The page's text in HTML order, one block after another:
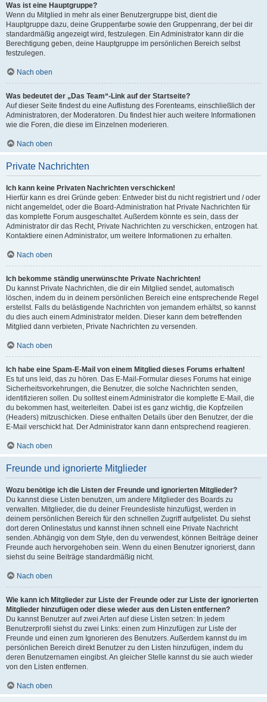
Was ist eine Hauptgruppe?
Wenn du Mitglied in mehr als einer Benutzergruppe bist, dient die
Hauptgruppe dazu, deine Gruppenfarbe sowie den Gruppenrang, der bei dir
standardmäßig angezeigt wird, festzulegen. Ein Administrator kann dir die
Berechtigung geben, deine Hauptgruppe im persönlichen Bereich selbst
festzulegen.
Nach oben
Was bedeutet der „Das Team“-Link auf der Startseite?
Auf dieser Seite findest du eine Auflistung des Forenteams, einschließlich der
Administratoren, der Moderatoren. Du findest hier auch weitere Informationen
wie die Foren, die diese im Einzelnen moderieren.
Nach oben
Private Nachrichten
Ich kann keine Privaten Nachrichten verschicken!
Hierfür kann es drei Gründe geben: Entweder bist du nicht registriert und / oder
nicht angemeldet, oder die Board-Administration hat Private Nachrichten für
das komplette Forum ausgeschaltet. Außerdem könnte es sein, dass der
Administrator dir das Recht, Private Nachrichten zu verschicken, entzogen hat.
Kontaktiere einen Administrator, um weitere Informationen zu erhalten.
Nach oben
Ich bekomme ständig unerwünschte Private Nachrichten!
Du kannst Private Nachrichten, die dir ein Mitglied sendet, automatisch
löschen, indem du in deinem persönlichen Bereich eine entsprechende Regel
erstellst. Falls du belästigende Nachrichten von jemandem erhältst, so kannst
du dies auch einem Administrator melden. Dieser kann dem betreffenden
Mitglied dann verbieten, Private Nachrichten zu versenden.
Nach oben
Ich habe eine Spam-E-Mail von einem Mitglied dieses Forums erhalten!
Es tut uns leid, das zu hören. Das E-Mail-Formular dieses Forums hat einige
Sicherheitsvorkehrungen, die Benutzer, die solche Nachrichten senden,
identifizieren sollen. Du solltest einem Administrator die komplette E-Mail, die
du bekommen hast, weiterleiten. Dabei ist es ganz wichtig, die Kopfzeilen
(Headers) mitzuschicken. Diese enthalten Details über den Benutzer, der die
E-Mail verschickt hat. Der Administrator kann dann entsprechend reagieren.
Nach oben
Freunde und ignorierte Mitglieder
Wozu benötige ich die Listen der Freunde und ignorierten Mitglieder?
Du kannst diese Listen benutzen, um andere Mitglieder des Boards zu
verwalten. Mitglieder, die du deiner Freundesliste hinzufügst, werden in
deinem persönlichen Bereich für den schnellen Zugriff aufgelistet. Du siehst
dort deren Onlinestatus und kannst ihnen schnell eine Private Nachricht
senden. Abhängig von dem Style, den du verwendest, können Beiträge deiner
Freunde auch hervorgehoben sein. Wenn du einen Benutzer ignorierst, dann
siehst du seine Beiträge standardmäßig nicht.
Nach oben
Wie kann ich Mitglieder zur Liste der Freunde oder zur Liste der ignorierten
Mitglieder hinzufügen oder diese wieder aus den Listen entfernen?
Du kannst Benutzer auf zwei Arten auf diese Listen setzen: In jedem
Benutzerprofil siehst du zwei Links: einen zum Hinzufügen zur Liste der
Freunde und einen zum Ignorieren des Benutzers. Außerdem kannst du im
persönlichen Bereich direkt Benutzer zu den Listen hinzufügen, indem du
deren Benutzernamen eingibst. An gleicher Stelle kannst du sie auch wieder
von den Listen entfernen.
Nach oben